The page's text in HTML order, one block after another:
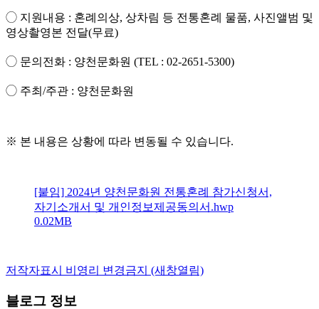
◯ 지원내용 : 혼례의상, 상차림 등 전통혼례 물품, 사진앨범 및
영상촬영본 전달(무료)
◯ 문의전화 : 양천문화원 (TEL : 02-2651-5300)
◯ 주최 /주관 : 양천문화원
※ 본 내용은 상황에 따라 변동될 수 있습니다.
[붙임] 2024년 양천문화원 전통혼례 참가신청서,
자기소개서 및 개인정보제공동의서.hwp
0.02MB
저작자표시 비영리 변경금지 (새창열림)
블로그 정보